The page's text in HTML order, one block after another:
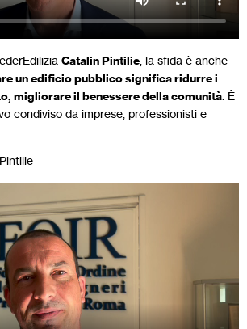
Catalin Pintilie , la sfida è anche
un edificio pubblico significa ridurre i
migliorare il benessere della comunità. È
condiviso da imprese, professionisti e